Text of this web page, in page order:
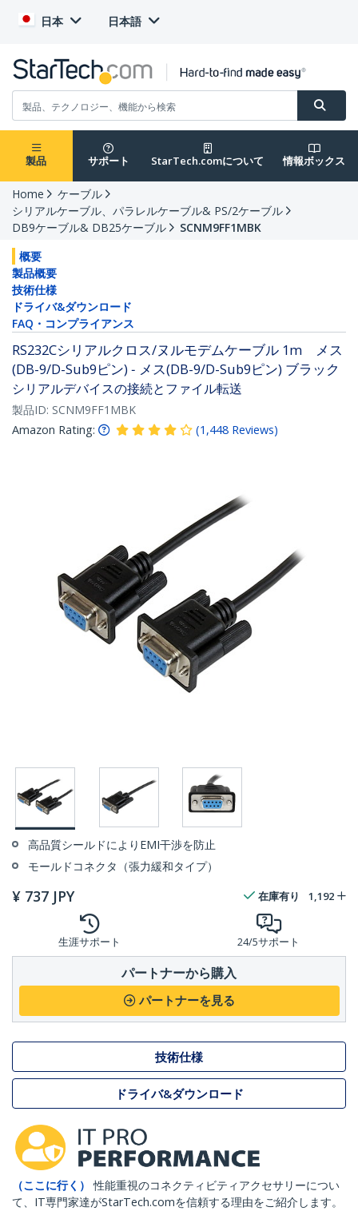
日本 日本語
製品 サポート StarTech.comについて 情報ボックス
Home
ケーブル
シリアルケーブル、パラレルケーブル& PS/2ケーブル
DB9ケーブル& DB25ケーブル
SCNM9FF1MBK
概要
製品概要
技術仕様
ドライバ&ダウンロード
FAQ・コンプライアンス
RS232Cシリアルクロス/ヌルモデムケーブル 1m メス
(DB-9/D-Sub9ピン) ‐ メス(DB-9/D-Sub9ピン) ブラック
シリアルデバイスの接続とファイル転送
製品ID: SCNM9FF1MBK
Amazon Rating:
(1,448 Reviews)
高品質シールドによりEMI干渉を防止
モールドコネクタ（張力緩和タイプ）
¥ 737 JPY 在庫有り 1,192
生涯サポート 24/5サポート
パートナーから購入
パートナーを見る
技術仕様
ドライバ&ダウンロード
（ここに行く）
性能重視のコネクティビティアクセサリーについ
て、IT専門家達がStarTech.comを信頼する理由をご紹介します。